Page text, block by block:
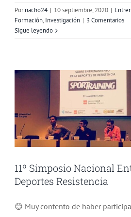
Pornacho24 | 10 septiembre, 2020 |
Formación, Investigación | 3 Comentarios
Sigue leyendo
11º Simposio Nacional
11º Simposio Nacional
Deportes Resistencia
😊 Muy contento de haber